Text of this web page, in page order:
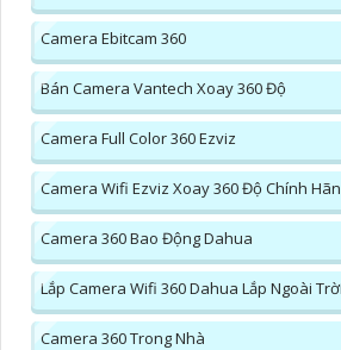
Camera Ebitcam 360
Bán Camera Vantech Xoay 360 Độ
Camera Full Color 360 Ezviz
Camera Wifi Ezviz Xoay 360 Độ Chính
Camera 360 Bao Động Dahua
Lắp Camera Wifi 360 Dahua Lắp Ngoài Trời
Camera 360 Trong Nhà